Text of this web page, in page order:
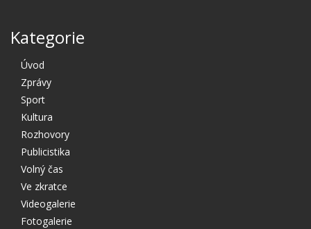
Kategorie
Úvod
Zprávy
Sport
Kultura
Rozhovory
Publicistika
Volný čas
Ve zkratce
Videogalerie
Fotogalerie